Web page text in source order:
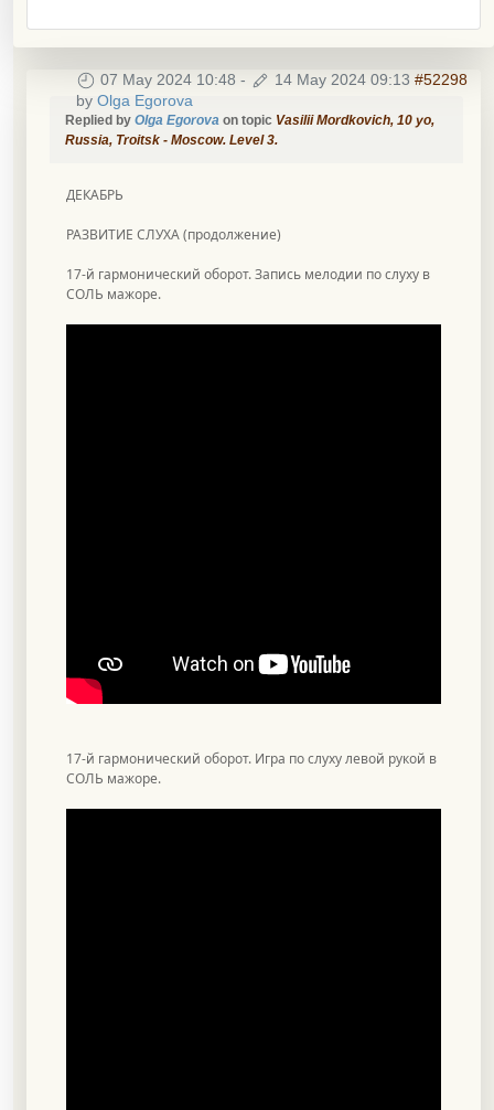
07 May 2024 10:48 - 14 May 2024 09:13 #52298
by Olga Egorova
Replied by Olga Egorova on topic Vasilii Mordkovich, 10 уо,
Russia, Troitsk - Moscow. Level 3.
ДЕКАБРЬ
РАЗВИТИЕ СЛУХА (продолжение)
17-й гармонический оборот. Запись мелодии по слуху в
СОЛЬ мажоре.
17-й гармонический оборот. Игра по слуху левой рукой в
СОЛЬ мажоре.